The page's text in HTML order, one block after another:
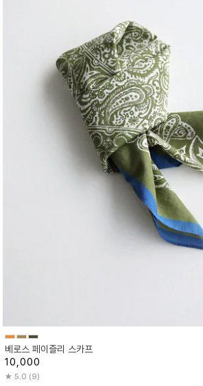
베로스 페이즐리 스카프
10,000
5.0 (9)